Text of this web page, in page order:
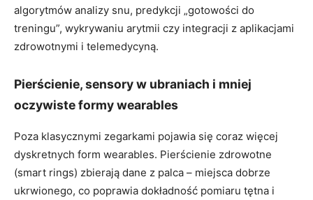
algorytmów analizy snu, predykcji „gotowości do
treningu”, wykrywaniu arytmii czy integracji z aplikacjami
zdrowotnymi i telemedycyną.
Pierścienie, sensory w ubraniach i mniej
oczywiste formy wearables
Poza klasycznymi zegarkami pojawia się coraz więcej
dyskretnych form wearables. Pierścienie zdrowotne
(smart rings) zbierają dane z palca – miejsca dobrze
ukrwionego, co poprawia dokładność pomiaru tętna i